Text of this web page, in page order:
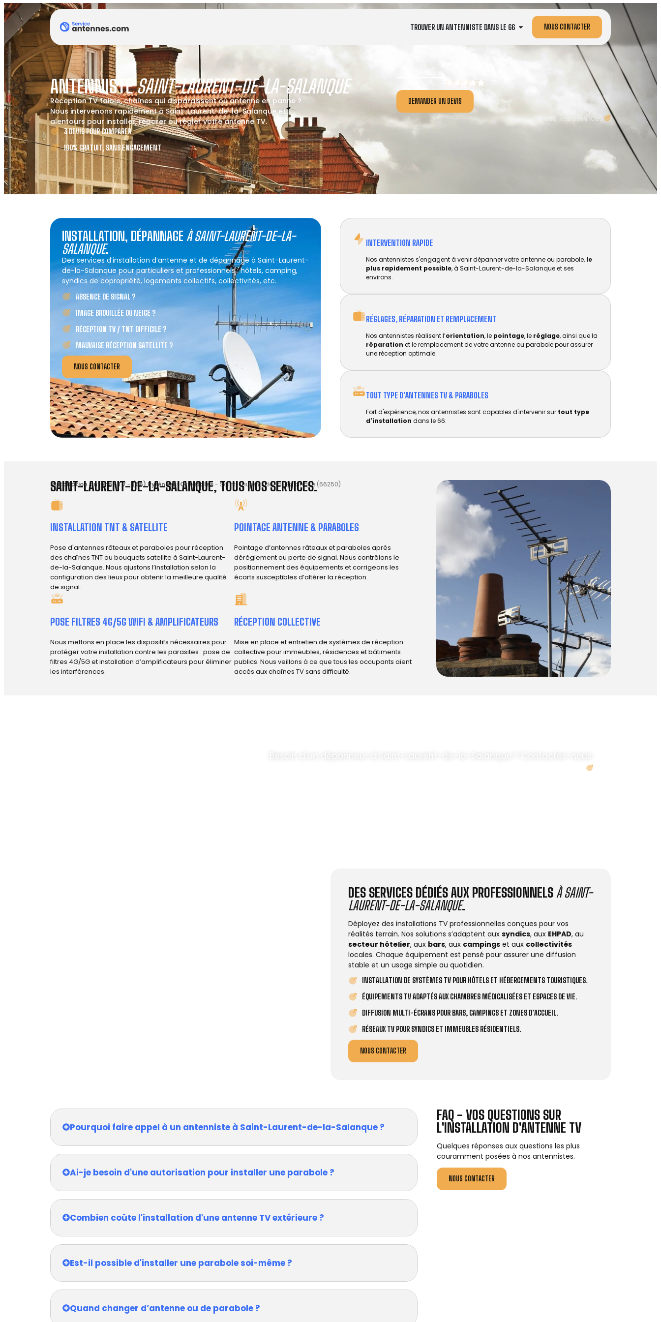
TROUVER UN ANTENNISTE DANS LE 66 NOUS CONTACTER
ANTENNISTESAINT-LAURENT-DE-LA-SALANQUE
Réception TV faible, chaînes qui disparaissent ou antenne en panne ?
Nous intervenons rapidement à Saint-Laurent-de-la-Salanque et
alentours pour installer, réparer ou régler votre antenne TV.
3 DEVIS POUR COMPARER
100% GRATUIT, SANS ENGAGEMENT
DEMANDER UN DEVIS
Tous les services
INSTALLATION, DÉPANNAGE À SAINT-LAURENT-DE-LA-
SALANQUE.
Des services d’installation d’antenne et de dépannage à Saint-Laurent-
de-la-Salanque pour particuliers et professionnels : hôtels, camping,
syndics de copropriété, logements collectifs, collectivités, etc.
ABSENCE DE SIGNAL ?
IMAGE BROUILLÉE OU NEIGE ?
RÉCEPTION TV / TNT DIFFICILE ?
MAUVAISE RÉCEPTION SATELLITE ?
NOUS CONTACTER
INTERVENTION RAPIDE
Nos antennistes s'engagent à venir dépanner votre antenne ou parabole, le
plus rapidement possible, à Saint-Laurent-de-la-Salanque et ses
environs.
RÉGLAGES, RÉPARATION ET REMPLACEMENT​
Nos antennistes réalisent l’orientation, le pointage, le réglage, ainsi que la
réparation et le remplacement de votre antenne ou parabole pour assurer
une réception optimale.
TOUT TYPE D'ANTENNES TV & PARABOLES
Fort d'expérience, nos antennistes sont capables d'intervenir sur tout type
d'installation dans le 66.
Installation antenne TV- (66) Pyrénées-Orientales- Saint-Laurent-de-la-Salanque (66250)
SAINT-LAURENT-DE-LA-SALANQUE, TOUS NOS SERVICES.
INSTALLATION TNT & SATELLITE
Pose d'antennes râteaux et paraboles pour réception
des chaînes TNT ou bouquets satellite à Saint-Laurent-
de-la-Salanque. Nous ajustons l’installation selon la
configuration des lieux pour obtenir la meilleure qualité
de signal.
POINTAGE ANTENNE & PARABOLES
Pointage d’antennes râteaux et paraboles après
dérèglement ou perte de signal. Nous contrôlons le
positionnement des équipements et corrigeons les
écarts susceptibles d’altérer la réception.
POSE FILTRES 4G/5G WIFI & AMPLIFICATEURS
Nous mettons en place les dispositifs nécessaires pour
protéger votre installation contre les parasites : pose de
filtres 4G/5G et installation d’amplificateurs pour éliminer
les interférences.
RÉCEPTION COLLECTIVE
Mise en place et entretien de systèmes de réception
collective pour immeubles, résidences et bâtiments
publics. Nous veillons à ce que tous les occupants aient
accès aux chaînes TV sans difficulté.
Besoin d’un dépanneur à Saint-Laurent-de-la-Salanque ? Contactez-nous.
DES SERVICES DÉDIÉS AUX PROFESSIONNELS À SAINT-
LAURENT-DE-LA-SALANQUE.
Déployez des installations TV professionnelles conçues pour vos
réalités terrain. Nos solutions s’adaptent aux syndics, aux EHPAD, au
secteur hôtelier, aux bars, aux campings et aux collectivités
locales. Chaque équipement est pensé pour assurer une diffusion
stable et un usage simple au quotidien.
INSTALLATION DE SYSTÈMES TV POUR HÔTELS ET HÉBERGEMENTS TOURISTIQUES.
ÉQUIPEMENTS TV ADAPTÉS AUX CHAMBRES MÉDICALISÉES ET ESPACES DE VIE.
DIFFUSION MULTI-ÉCRANS POUR BARS, CAMPINGS ET ZONES D’ACCUEIL.
RÉSEAUX TV POUR SYNDICS ET IMMEUBLES RÉSIDENTIELS.
NOUS CONTACTER
FAQ - VOS QUESTIONS SUR
L'INSTALLATION D'ANTENNE TV
Quelques réponses aux questions les plus
couramment posées à nos antennistes.
NOUS CONTACTER
Pourquoi faire appel à un antenniste à Saint-Laurent-de-la-Salanque ?
Ai-je besoin d'une autorisation pour installer une parabole ?
Combien coûte l'installation d'une antenne TV extérieure ?
Est-il possible d'installer une parabole soi-même ?
Quand changer d’antenne ou de parabole ?